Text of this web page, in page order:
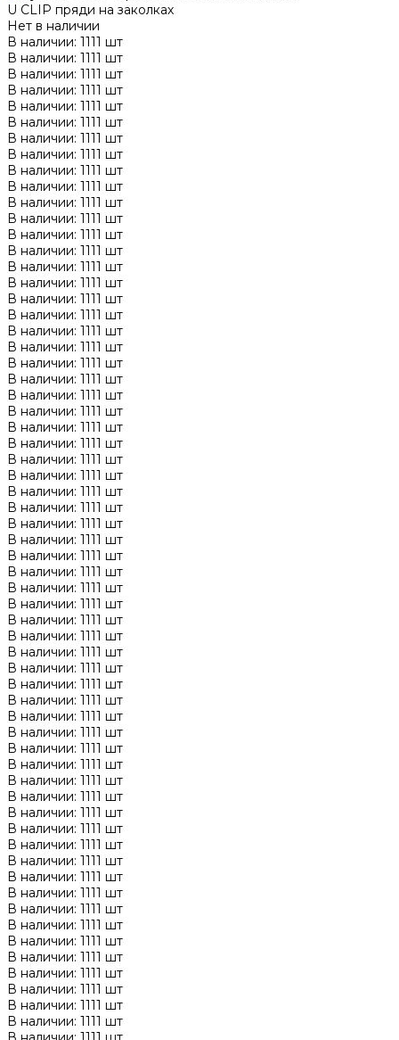
U CLIP пряди на заколках
Нет в наличии
В наличии: 1111 шт
В наличии: 1111 шт
В наличии: 1111 шт
В наличии: 1111 шт
В наличии: 1111 шт
В наличии: 1111 шт
В наличии: 1111 шт
В наличии: 1111 шт
В наличии: 1111 шт
В наличии: 1111 шт
В наличии: 1111 шт
В наличии: 1111 шт
В наличии: 1111 шт
В наличии: 1111 шт
В наличии: 1111 шт
В наличии: 1111 шт
В наличии: 1111 шт
В наличии: 1111 шт
В наличии: 1111 шт
В наличии: 1111 шт
В наличии: 1111 шт
В наличии: 1111 шт
В наличии: 1111 шт
В наличии: 1111 шт
В наличии: 1111 шт
В наличии: 1111 шт
В наличии: 1111 шт
В наличии: 1111 шт
В наличии: 1111 шт
В наличии: 1111 шт
В наличии: 1111 шт
В наличии: 1111 шт
В наличии: 1111 шт
В наличии: 1111 шт
В наличии: 1111 шт
В наличии: 1111 шт
В наличии: 1111 шт
В наличии: 1111 шт
В наличии: 1111 шт
В наличии: 1111 шт
В наличии: 1111 шт
В наличии: 1111 шт
В наличии: 1111 шт
В наличии: 1111 шт
В наличии: 1111 шт
В наличии: 1111 шт
В наличии: 1111 шт
В наличии: 1111 шт
В наличии: 1111 шт
В наличии: 1111 шт
В наличии: 1111 шт
В наличии: 1111 шт
В наличии: 1111 шт
В наличии: 1111 шт
В наличии: 1111 шт
В наличии: 1111 шт
В наличии: 1111 шт
В наличии: 1111 шт
В наличии: 1111 шт
В наличии: 1111 шт
В наличии: 1111 шт
В наличии: 1111 шт